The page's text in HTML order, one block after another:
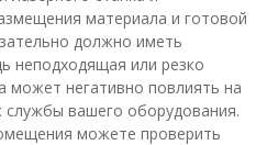
материала и готовой
должно иметь
неподходящая или резко
может негативно повлиять на
службы вашего оборудования.
можете проверить